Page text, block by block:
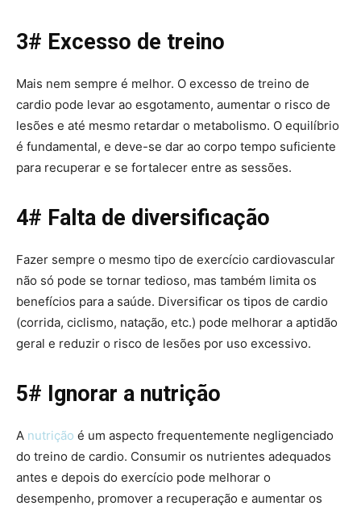
3# Excesso de treino
Mais nem sempre é melhor. O excesso de treino de
cardio pode levar ao esgotamento, aumentar o risco de
lesões e até mesmo retardar o metabolismo. O equilíbrio
é fundamental, e deve-se dar ao corpo tempo suficiente
para recuperar e se fortalecer entre as sessões.
4# Falta de diversificação
Fazer sempre o mesmo tipo de exercício cardiovascular
não só pode se tornar tedioso, mas também limita os
benefícios para a saúde. Diversificar os tipos de cardio
(corrida, ciclismo, natação, etc.) pode melhorar a aptidão
geral e reduzir o risco de lesões por uso excessivo.
5# Ignorar a nutrição
A nutrição é um aspecto frequentemente negligenciado
do treino de cardio. Consumir os nutrientes adequados
antes e depois do exercício pode melhorar o
desempenho, promover a recuperação e aumentar os